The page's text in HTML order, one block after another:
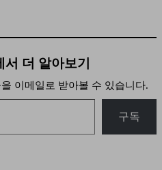
더 알아보기
이메일로 받아볼 수 있습니다.
구독